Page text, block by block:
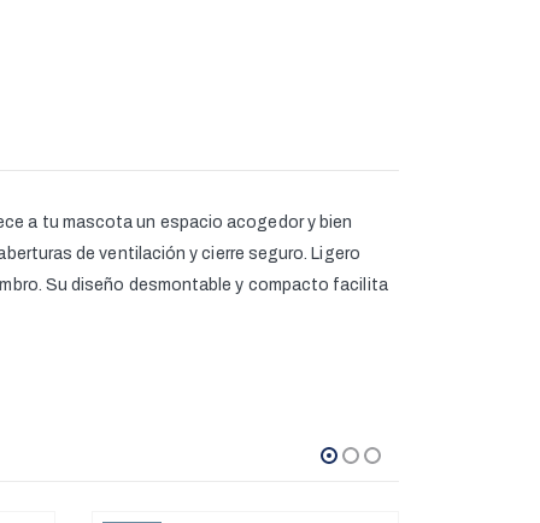
a tu mascota un espacio acogedor y bien
de ventilación y cierre seguro. Ligero
Su diseño desmontable y compacto facilita